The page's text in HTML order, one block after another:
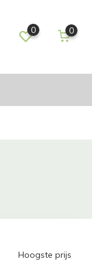
0 0
Hoogste prijs